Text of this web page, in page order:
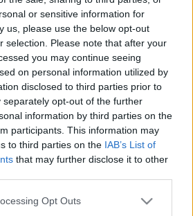
or sensitive information for
us, please use the below opt-out
selection. Please note that after your
you may continue seeing
on personal information utilized by
disclosed to third parties prior to
separately opt-out of the further
information by third parties on the
participants. This information may
to third parties on the IAB’s List of
that may further disclose it to other
app uses one or more Google
Opt Outs
János, a társulat igazgatója